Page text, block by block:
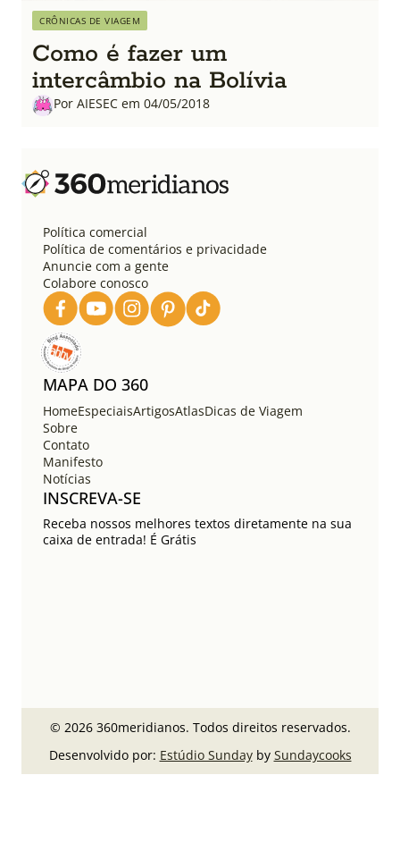
CRÔNICAS DE VIAGEM
Como é fazer um
intercâmbio na Bolívia
Por AIESEC em 04/05/2018
Política comercial
Política de comentários e privacidade
Anuncie com a gente
Colabore conosco
MAPA DO 360
HomeEspeciaisArtigosAtlasDicas de Viagem
Sobre
Contato
Manifesto
Notícias
INSCREVA-SE
Receba nossos melhores textos diretamente na sua
caixa de entrada! É Grátis
© 2026 360meridianos. Todos direitos reservados.
Desenvolvido por: Estúdio Sundayby Sundaycooks